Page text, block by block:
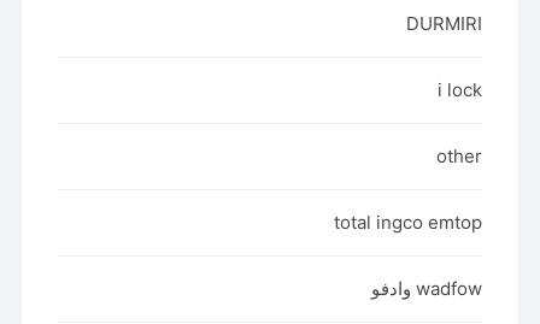
DURMIRI
i lock
other
total ingco emtop
wadfow وادفو